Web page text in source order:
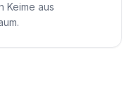
Keime aus